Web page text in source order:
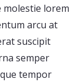
molestie lorem
arcu at
suscipit
semper
tempor